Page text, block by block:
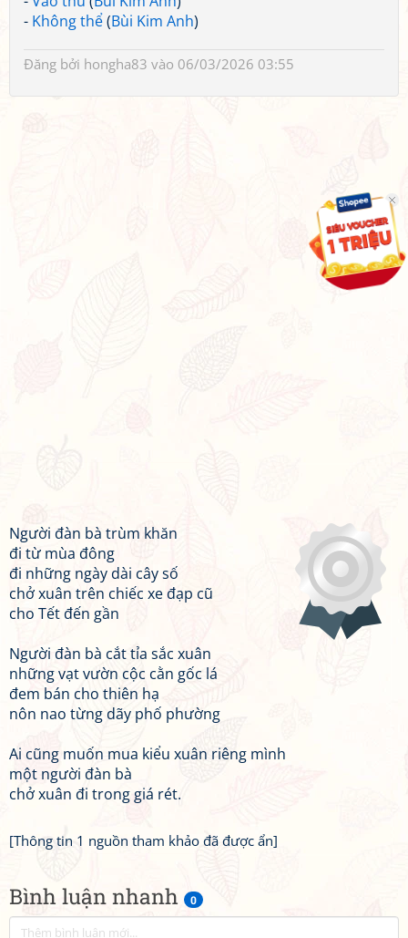
Bình luận nhanh 0
- Không thể(Bùi Kim Anh)
Đăng bởi hongha83 vào 06/03/2026 03:55
Người đàn bà trùm khăn
đi từ mùa đông
đi những ngày dài cây số
chở xuân trên chiếc xe đạp cũ
cho Tết đến gần
Người đàn bà cắt tỉa sắc xuân
những vạt vườn cộc cằn gốc lá
đem bán cho thiên hạ
nôn nao từng dãy phố phường
Ai cũng muốn mua kiểu xuân riêng mình
một người đàn bà
chở xuân đi trong giá rét.
[Thông tin 1 nguồn tham khảo đã được ẩn]